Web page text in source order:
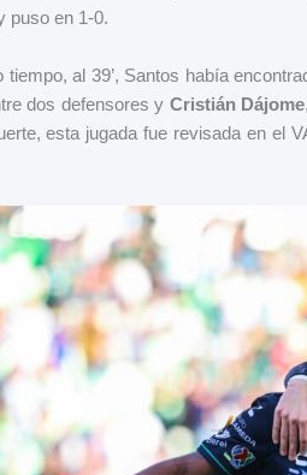
puso en 1-0.
tiempo, al 39’, Santos había
dos defensores y Cristián Dájome
esta jugada fue revisada en el